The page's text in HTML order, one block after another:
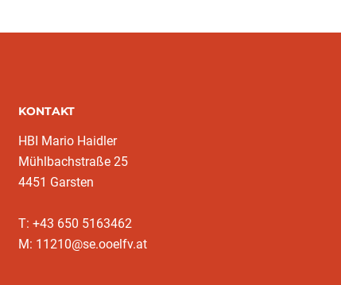
KONTAKT
HBI Mario Haidler
Mühlbachstraße 25
4451 Garsten
T: +43 650 5163462
M: 11210@se.ooelfv.at